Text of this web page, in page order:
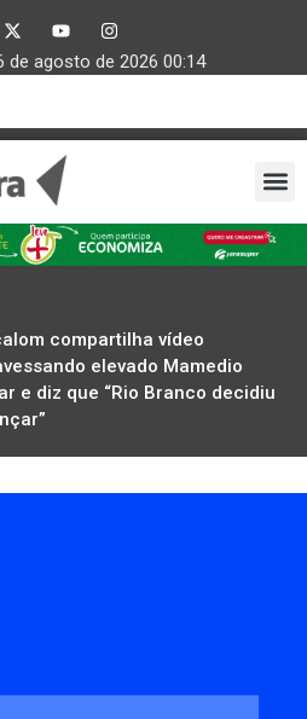
de agosto de 2026 00:14
compartilha vídeo
elevado Mamedio
e diz que “Rio Branco decidiu